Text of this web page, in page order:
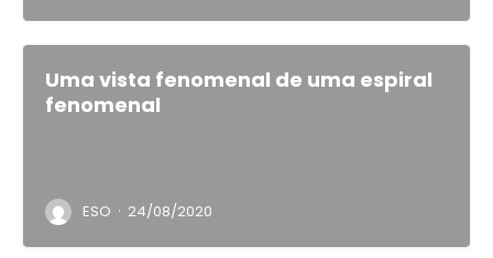
Uma vista fenomenal de uma espiral
fenomenal
ESO · 24/08/2020